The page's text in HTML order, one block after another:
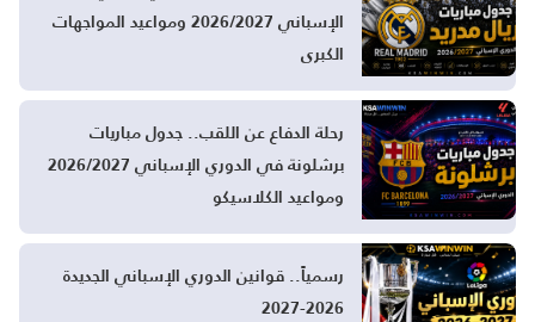
الإسباني 2026/2027 ومواعيد المواجهات
الكبرى
رحلة الدفاع عن اللقب.. جدول مباريات
برشلونة في الدوري الإسباني 2026/2027
ومواعيد الكلاسيكو
رسمياً.. قوانين الدوري الإسباني الجديدة
2026-2027